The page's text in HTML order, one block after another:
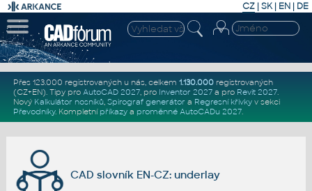
CZ | SK| EN | DE
Přes 123.000 registrovaných u nás, celkem 1.130.000registrovaných
(CZ+EN). Tipy pro AutoCAD 2027, pro Inventor 2027a pro Revit 2027.
Nový Kalkulátor nosníků, Spirograf generátor a Regresní křivkyv sekci
Převodníky. Kompletní příkazya proměnné AutoCADu 2027.
CAD slovník EN-CZ: underlay